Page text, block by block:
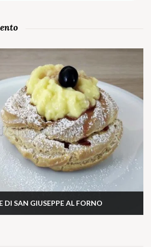
DI SAN GIUSEPPE AL FORNO